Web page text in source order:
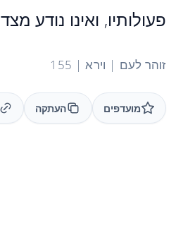
פעולותיו, ואינו נודע
זוהר לעם | וירא | 155
מועדפים העתקה